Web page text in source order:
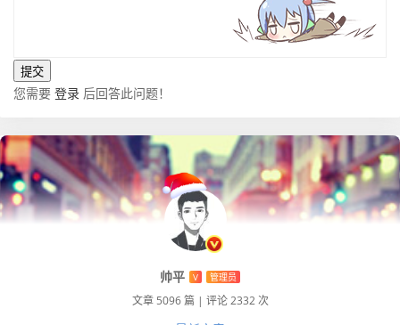
您需要 登录 后回答此问题！
帅平 V 管理员
文章 5096 篇 | 评论 2332 次